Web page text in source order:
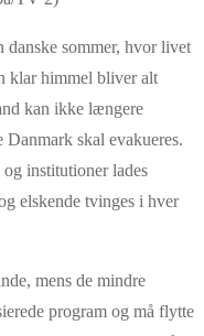
danske sommer, hvor livet
klar himmel bliver alt
kan ikke længere
Danmark skal evakueres.
institutioner lades
elskende tvinges i hver
mens de mindre
program og må flytte